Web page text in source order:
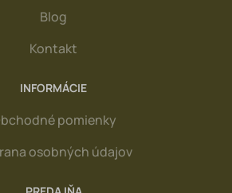
Blog
Kontakt
INFORMÁCIE
pomienky
osobných údajov